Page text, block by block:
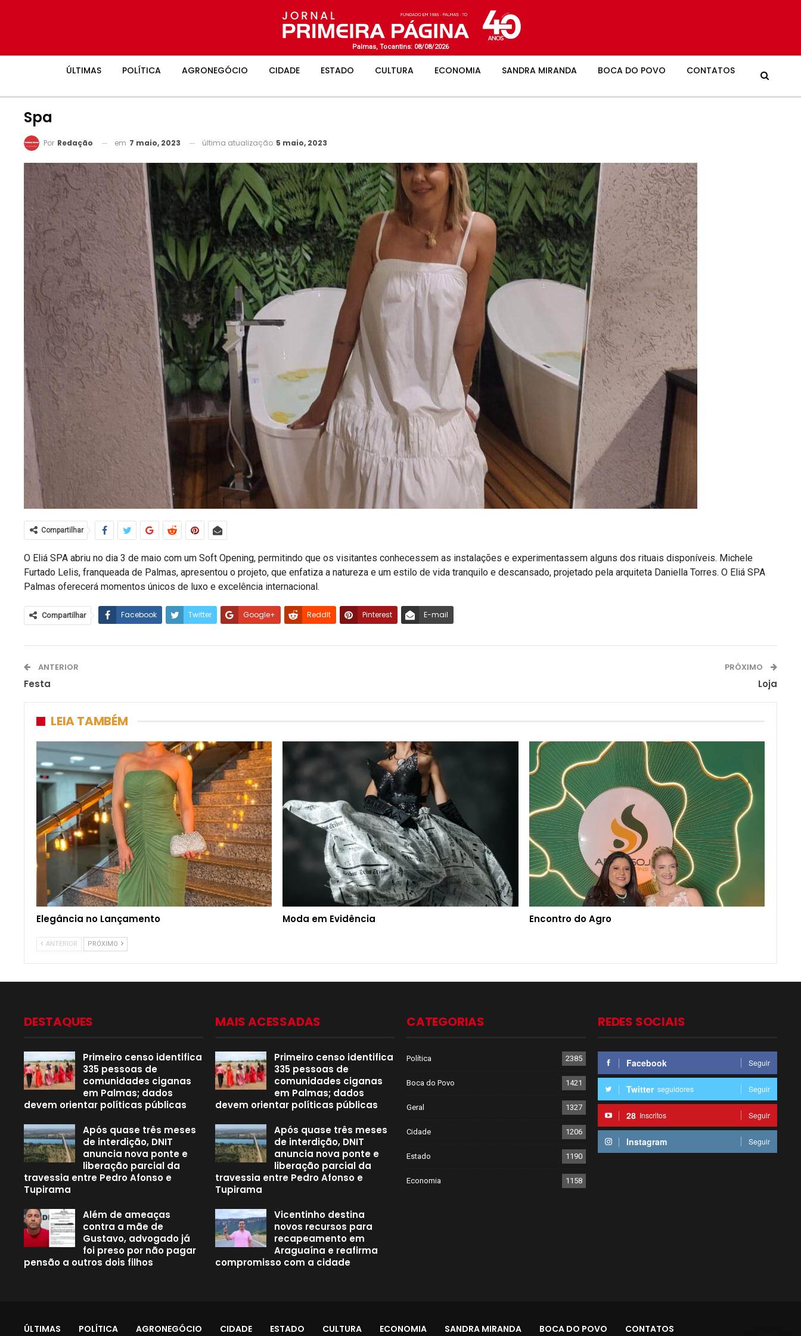
Palmas, Tocantins: 08/08/2026
ÚLTIMAS POLÍTICA AGRONEGÓCIO CIDADE ESTADO CULTURA ECONOMIA SANDRA MIRANDA BOCA DO POVO CONTATOS
Spa
Por Redação em 7 maio, 2023 última atualização 5 maio, 2023
Compartilhar
O Eliá SPA abriu no dia 3 de maio com um Soft Opening, permitindo que os visitantes conhecessem as instalações e experimentassem alguns dos rituais disponíveis. Michele
Furtado Lelis, franqueada de Palmas, apresentou o projeto, que enfatiza a natureza e um estilo de vida tranquilo e descansado, projetado pela arquiteta Daniella Torres. O Eliá SPA
Palmas oferecerá momentos únicos de luxo e excelência internacional.
Compartilhar Facebook Twitter Google+ ReddIt Pinterest E-mail
ANTERIOR
Festa
PRÓXIMO
Loja
LEIA TAMBÉM
Elegância no Lançamento Moda em Evidência Encontro do Agro
ANTERIOR PRÓXIMO
DESTAQUES
Primeiro censo identifica
335 pessoas de
comunidades ciganas
em Palmas; dados
devem orientar políticas públicas
Após quase três meses
de interdição, DNIT
anuncia nova ponte e
liberação parcial da
travessia entre Pedro Afonso e
Tupirama
Além de ameaças
contra a mãe de
Gustavo, advogado já
foi preso por não pagar
pensão a outros dois filhos
MAIS ACESSADAS
Primeiro censo identifica
335 pessoas de
comunidades ciganas
em Palmas; dados
devem orientar políticas públicas
Após quase três meses
de interdição, DNIT
anuncia nova ponte e
liberação parcial da
travessia entre Pedro Afonso e
Tupirama
Vicentinho destina
novos recursos para
recapeamento em
Araguaína e reafirma
compromisso com a cidade
CATEGORIAS
Política 2385
Boca do Povo 1421
Geral 1327
Cidade 1206
Estado 1190
Economia 1158
REDES SOCIAIS
Facebook Seguir
Twitter seguidores Seguir
28 Inscritos Seguir
Instagram Seguir
ÚLTIMAS POLÍTICA AGRONEGÓCIO CIDADE ESTADO CULTURA ECONOMIA SANDRA MIRANDA BOCA DO POVO CONTATOS